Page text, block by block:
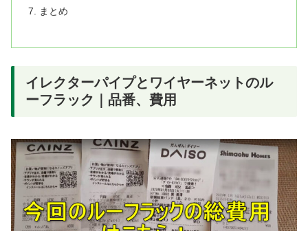
まとめ
イレクターパイプとワイヤーネットのル
ーフラック｜品番、費用